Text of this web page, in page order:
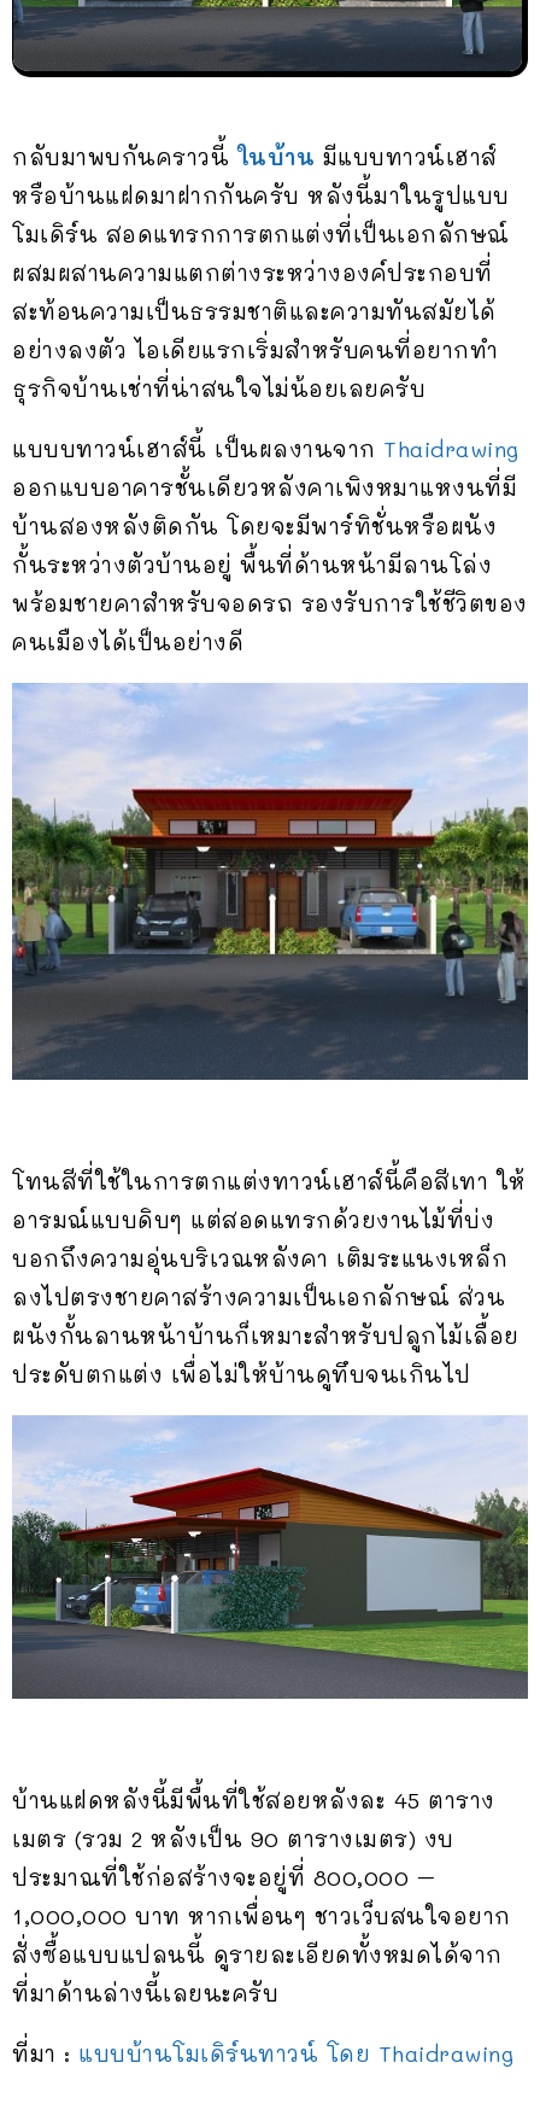
กลับมาพบกันคราวนี้ในบ้าน มีแบบทาวน์เฮาส์
หรือบ้านแฝดมาฝากกันครับ หลังนี้มาในรูปแบบ
โมเดิร์น สอดแทรกการตกแต่งที่เป็นเอกลักษณ์
ผสมผสานความแตกต่างระหว่างองค์ประกอบที่
สะท้อนความเป็นธรรมชาติและความทันสมัยได้
อย่างลงตัว ไอเดียแรกเริ่มสำหรับคนที่อยากทำ
ธุรกิจบ้านเช่าที่น่าสนใจไม่น้อยเลยครับ
แบบบทาวน์เฮาส์นี้ เป็นผลงานจาก Thaidrawing
ออกแบบอาคารชั้นเดียวหลังคาเพิงหมาแหงนที่มี
บ้านสองหลังติดกัน โดยจะมีพาร์ทิชั่นหรือผนัง
กั้นระหว่างตัวบ้านอยู่ พื้นที่ด้านหน้ามีลานโล่ง
พร้อมชายคาสำหรับจอดรถ รองรับการใช้ชีวิตของ
คนเมืองได้เป็นอย่างดี
โทนสีที่ใช้ในการตกแต่งทาวน์เฮาส์นี้คือสีเทา ให้
อารมณ์แบบดิบๆ แต่สอดแทรกด้วยงานไม้ที่บ่ง
บอกถึงความอุ่นบริเวณหลังคา เติมระแนงเหล็ก
ลงไปตรงชายคาสร้างความเป็นเอกลักษณ์ ส่วน
ผนังกั้นลานหน้าบ้านก็เหมาะสำหรับปลูกไม้เลื้อย
ประดับตกแต่ง เพื่อไม่ให้บ้านดูทึบจนเกินไป
บ้านแฝดหลังนี้มีพื้นที่ใช้สอยหลังละ 45 ตาราง
เมตร (รวม 2 หลังเป็น 90 ตารางเมตร) งบ
ประมาณที่ใช้ก่อสร้างจะอยู่ที่ 800,000 –
1,000,000 บาท หากเพื่อนๆ ชาวเว็บสนใจอยาก
สั่งซื้อแบบแปลนนี้ ดูรายละเอียดทั้งหมดได้จาก
ที่มาด้านล่างนี้เลยนะครับ
ที่มา : แบบบ้านโมเดิร์นทาวน์ โดย Thaidrawing